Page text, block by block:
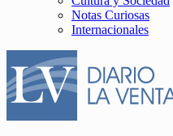
Notas Curiosas
Internacionales